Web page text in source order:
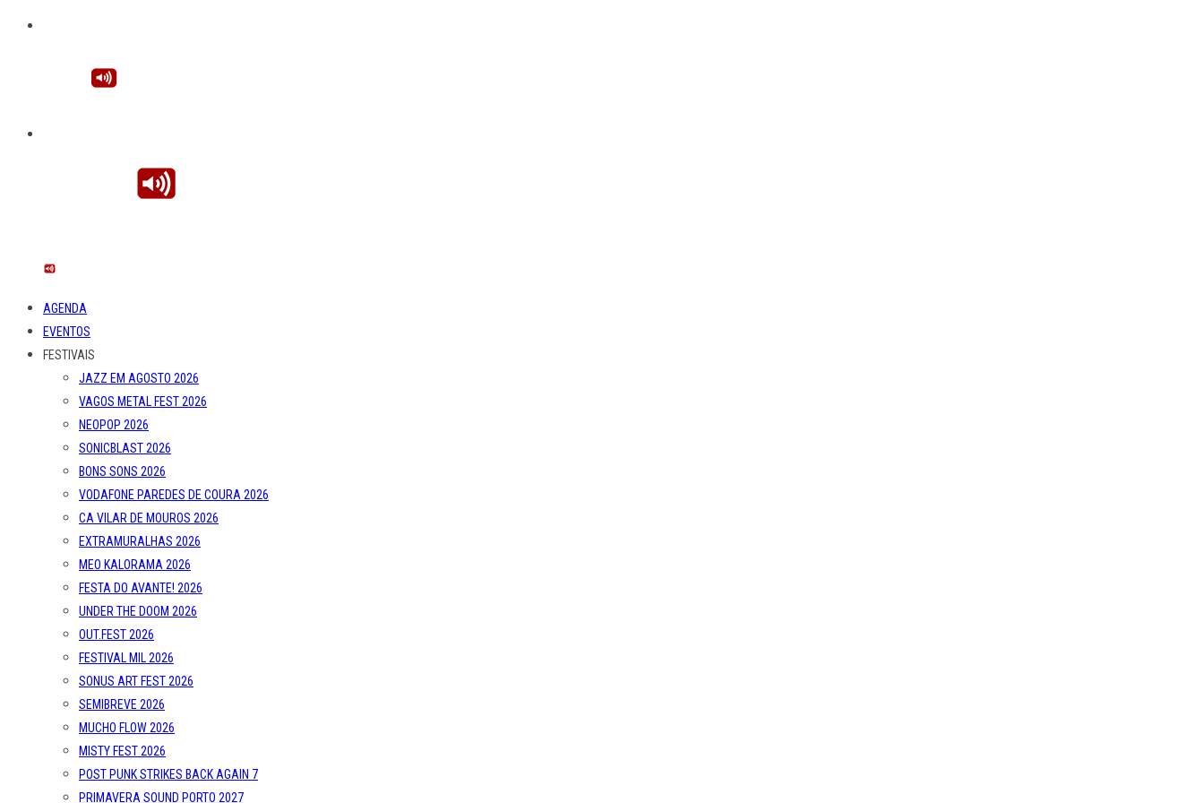
AGENDA
EVENTOS
FESTIVAIS
JAZZ EM AGOSTO 2026
VAGOS METAL FEST 2026
NEOPOP 2026
SONICBLAST 2026
BONS SONS 2026
VODAFONE PAREDES DE COURA 2026
CA VILAR DE MOUROS 2026
EXTRAMURALHAS 2026
MEO KALORAMA 2026
FESTA DO AVANTE! 2026
UNDER THE DOOM 2026
OUT.FEST 2026
FESTIVAL MIL 2026
SONUS ART FEST 2026
SEMIBREVE 2026
MUCHO FLOW 2026
MISTY FEST 2026
POST PUNK STRIKES BACK AGAIN 7
PRIMAVERA SOUND PORTO 2027